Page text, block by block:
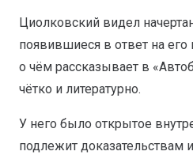
Циолковский видел
появившиеся в ответ на
о чём рассказывает в
чётко и литературно.
У него было открытое
подлежит доказательствам